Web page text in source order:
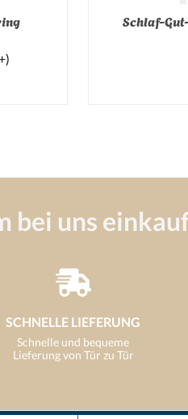
0 von 5 Sternen Schlaf-
bei uns
SCHNELLE LIEFERUNG
Schnelle und bequeme
Lieferung von Tür zu Tür